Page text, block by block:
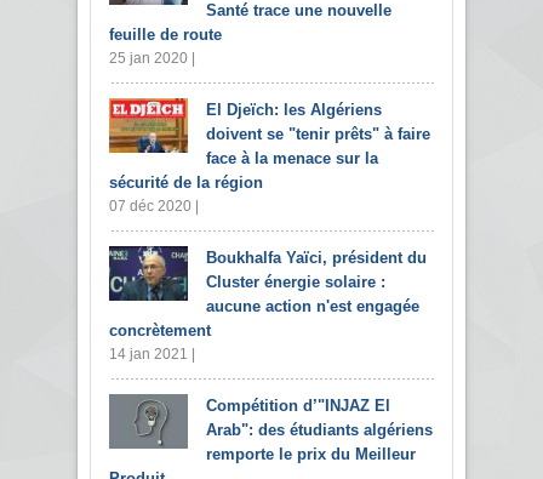
Santé trace une nouvelle
feuille de route
25 jan 2020 |
El Djeïch: les Algériens
doivent se "tenir prêts" à faire
face à la menace sur la
sécurité de la région
07 déc 2020 |
Boukhalfa Yaïci, président du
Cluster énergie solaire :
aucune action n'est engagée
concrètement
14 jan 2021 |
Compétition d’"INJAZ El
Arab": des étudiants algériens
remporte le prix du Meilleur